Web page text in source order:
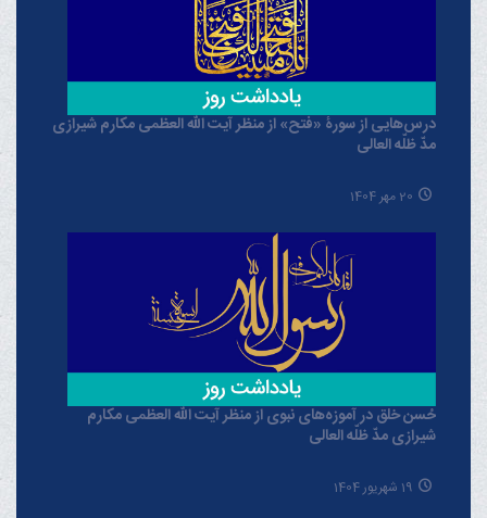
درس‌هایی از سورۀ «فتح» از منظر آیت الله العظمی مکارم شیرازی
مدّ ظلّه العالی
20 مهر 1404
حُسن خلق در آموزه‌های نبوی از منظر آیت الله العظمی مکارم
شیرازی مدّ ظلّه العالی
19 شهریور 1404